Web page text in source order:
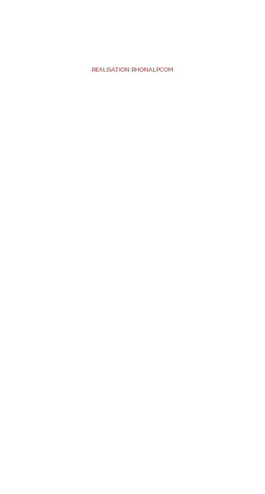
REALISATION RHONALPCOM